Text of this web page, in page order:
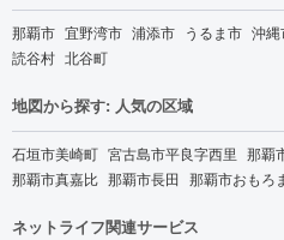
那覇市 宜野湾市 浦添市 うるま市 沖縄
読谷村 北谷町
地図から探す: 人気の区域
石垣市美崎町 宮古島市平良字西里 那覇
那覇市真嘉比 那覇市長田 那覇市おもろ
ネットライフ関連サービス